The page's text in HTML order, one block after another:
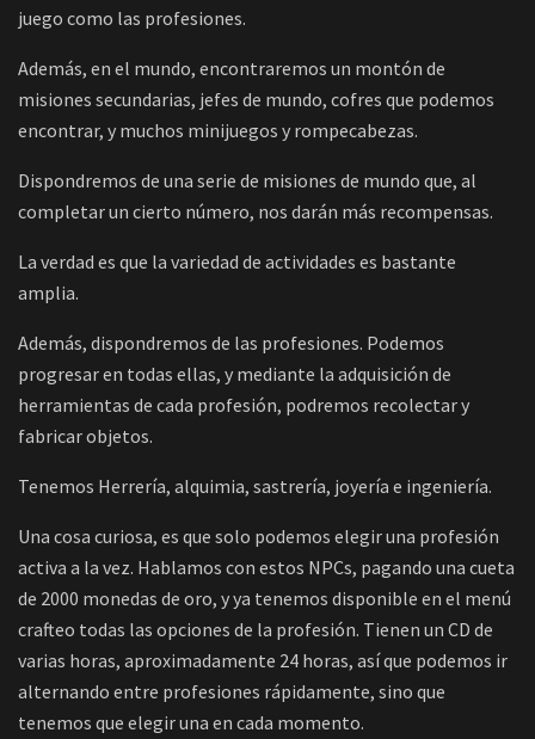
juego como las profesiones.
Además, en el mundo, encontraremos un montón de
misiones secundarias, jefes de mundo, cofres que podemos
encontrar, y muchos minijuegos y rompecabezas.
Dispondremos de una serie de misiones de mundo que, al
completar un cierto número, nos darán más recompensas.
La verdad es que la variedad de actividades es bastante
amplia.
Además, dispondremos de las profesiones. Podemos
progresar en todas ellas, y mediante la adquisición de
herramientas de cada profesión, podremos recolectar y
fabricar objetos.
Tenemos Herrería, alquimia, sastrería, joyería e ingeniería.
Una cosa curiosa, es que solo podemos elegir una profesión
activa a la vez. Hablamos con estos NPCs, pagando una cueta
de 2000 monedas de oro, y ya tenemos disponible en el menú
crafteo todas las opciones de la profesión. Tienen un CD de
varias horas, aproximadamente 24 horas, así que podemos ir
alternando entre profesiones rápidamente, sino que
tenemos que elegir una en cada momento.